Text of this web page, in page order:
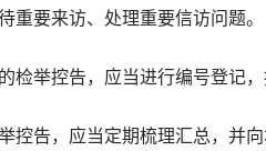
要来访、处理重要信访问题。
控告，应当进行编号登记，
告，应当定期梳理汇总，并向